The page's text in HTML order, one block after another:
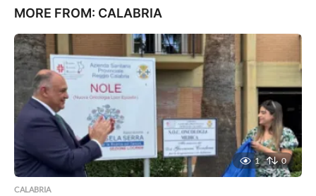
MORE FROM: CALABRIA
1 0
CALABRIA